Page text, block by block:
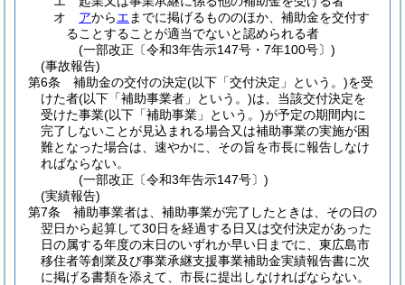
オ
アからエ までに掲げるもののほか、補助金を交付す
ることすることが適当でないと認められる者
(一部改正〔令和3年告示147号・7年100号〕)
(事故報告)
第6条
補助金の交付の決定(以下「交付決定」という。)を受
けた者(以下「補助事業者」という。)は、当該交付決定を
受けた事業(以下「補助事業」という。)が予定の期間内に
完了しないことが見込まれる場合又は補助事業の実施が困
難となった場合は、速やかに、その旨を市長に報告しなけ
ればならない。
(一部改正〔令和3年告示147号〕)
(実績報告)
第7条
補助事業者は、補助事業が完了したときは、その日の
翌日から起算して30日を経過する日又は交付決定があった
日の属する年度の末日のいずれか早い日までに、東広島市
移住者等創業及び事業承継支援事業補助金実績報告書に次
に掲げる書類を添えて、市長に提出しなければならない。